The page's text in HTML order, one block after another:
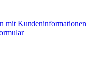
mit Kundeninformationen